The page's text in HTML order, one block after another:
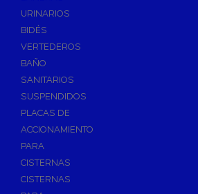
Válvulas de Esfera
Válvulas de Escuadra y Lavadora
Válvulas Reductoras de Presión
Válvulas de Retención
Electroválvulas
Válvulas de Compuerta
Válvulas de Contadores
Llaves de Paso
URINARIOS
BIDÉS
VERTEDEROS
BAÑO
SANITARIOS
SUSPENDIDOS
PLACAS DE
ACCIONAMIENTO
PARA
CISTERNAS
CISTERNAS